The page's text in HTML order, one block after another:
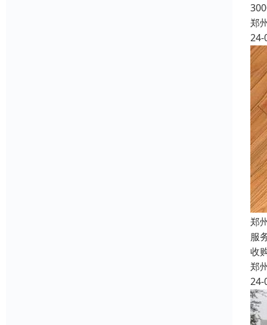
郑
24-
郑
服
收
郑
24-